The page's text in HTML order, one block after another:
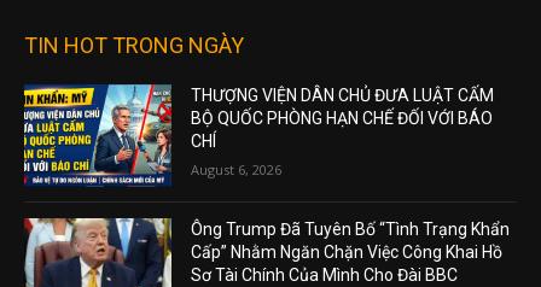
TIN HOT TRONG NGÀY
THƯỢNG VIỆN DÂN CHỦ ĐƯA LUẬT CẤM
BỘ QUỐC PHÒNG HẠN CHẾ ĐỐI VỚI BÁO
CHÍ
August 6, 2026
Ông Trump Đã Tuyên Bố “Tình Trạng Khẩn
Cấp” Nhằm Ngăn Chặn Việc Công Khai Hồ
Sơ Tài Chính Của Mình Cho Đài BBC